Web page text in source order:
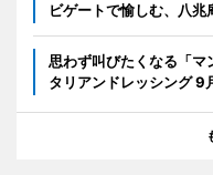
ビゲートで愉しむ、八
思わず叫びたくなる「
タリアンドレッシング 9